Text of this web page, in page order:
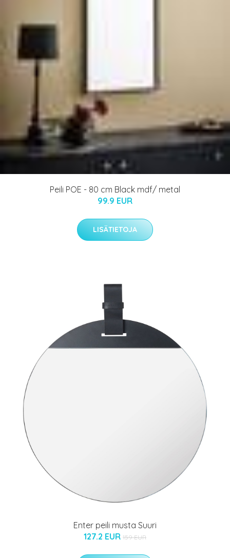
Peili POE - 80 cm Black mdf/ metal
99.9 EUR
LISÄTIETOJA
Enter peili musta Suuri
127.2 EUR 159 EUR